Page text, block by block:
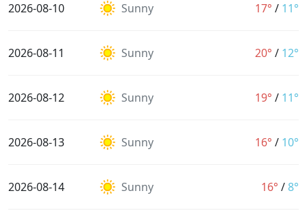
2026-08-10 Sunny 17° / 11°
2026-08-11 Sunny 20° / 12°
2026-08-12 Sunny 19° / 11°
2026-08-13 Sunny 16° / 10°
2026-08-14 Sunny 16° /8°